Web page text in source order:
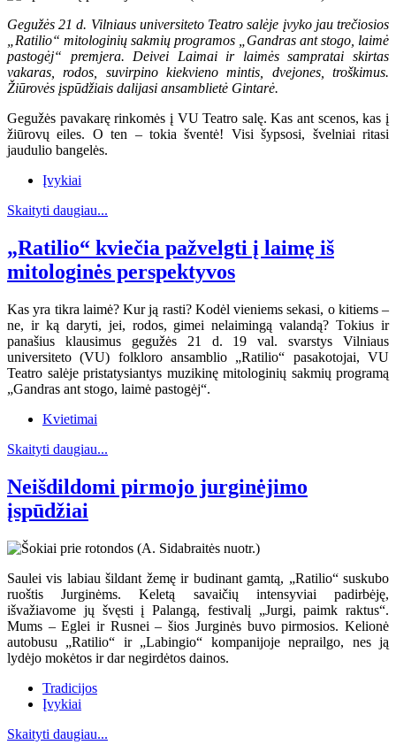
Gegužės 21 d. Vilniaus universiteto Teatro salėje įvyko jau trečiosios
„Ratilio“ mitologinių sakmių programos „Gandras ant stogo, laimė
pastogėj“ premjera. Deivei Laimai ir laimės sampratai skirtas
vakaras, rodos, suvirpino kiekvieno mintis, dvejones, troškimus.
Žiūrovės įspūdžiais dalijasi ansamblietė Gintarė.
Gegužės pavakarę rinkomės į VU Teatro salę. Kas ant scenos, kas į
žiūrovų eiles. O ten – tokia šventė! Visi šypsosi, švelniai ritasi
jaudulio bangelės.
Įvykiai
Skaityti daugiau...
„Ratilio“ kviečia pažvelgti į laimę iš
mitologinės perspektyvos
Kas yra tikra laimė? Kur ją rasti? Kodėl vieniems sekasi, o kitiems –
ne, ir ką daryti, jei, rodos, gimei nelaimingą valandą? Tokius ir
panašius klausimus gegužės 21 d. 19 val. svarstys Vilniaus
universiteto (VU) folkloro ansamblio „Ratilio“ pasakotojai, VU
Teatro salėje pristatysiantys muzikinę mitologinių sakmių programą
„Gandras ant stogo, laimė pastogėj“.
Kvietimai
Skaityti daugiau...
Neišdildomi pirmojo jurginėjimo
įspūdžiai
Saulei vis labiau šildant žemę ir budinant gamtą, „Ratilio“ suskubo
ruoštis Jurginėms. Keletą savaičių intensyviai padirbėję,
išvažiavome jų švęsti į Palangą, festivalį „Jurgi, paimk raktus“.
Mums – Eglei ir Rusnei – šios Jurginės buvo pirmosios. Kelionė
autobusu „Ratilio“ ir „Labingio“ kompanijoje neprailgo, nes ją
lydėjo mokėtos ir dar negirdėtos dainos.
Tradicijos
Įvykiai
Skaityti daugiau...